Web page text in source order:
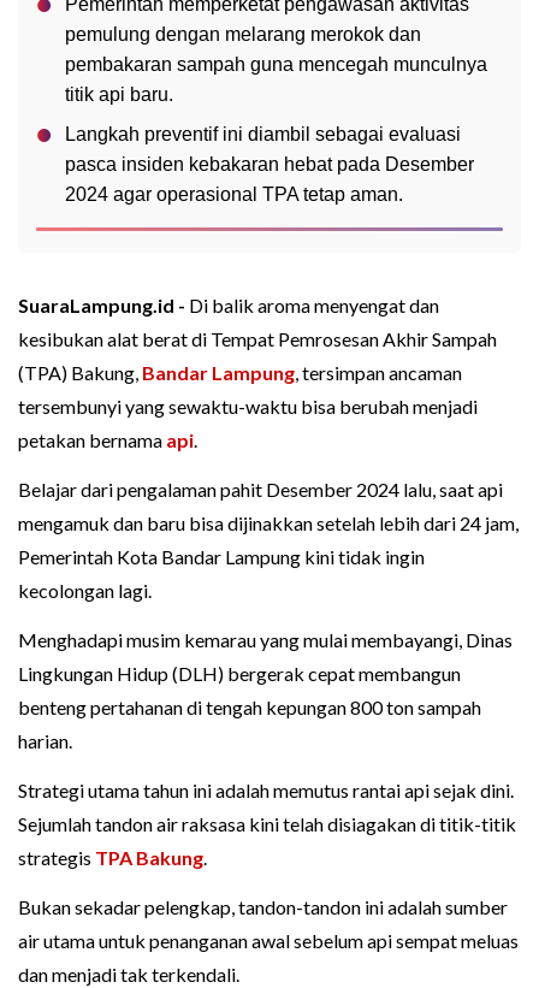
Pemerintah memperketat pengawasan aktivitas
pemulung dengan melarang merokok dan
pembakaran sampah guna mencegah munculnya
titik api baru.
Langkah preventif ini diambil sebagai evaluasi
pasca insiden kebakaran hebat pada Desember
2024 agar operasional TPA tetap aman.
SuaraLampung.id - Di balik aroma menyengat dan
kesibukan alat berat di Tempat Pemrosesan Akhir Sampah
(TPA) Bakung, Bandar Lampung, tersimpan ancaman
tersembunyi yang sewaktu-waktu bisa berubah menjadi
petakan bernama api.
Belajar dari pengalaman pahit Desember 2024 lalu, saat api
mengamuk dan baru bisa dijinakkan setelah lebih dari 24 jam,
Pemerintah Kota Bandar Lampung kini tidak ingin
kecolongan lagi.
Menghadapi musim kemarau yang mulai membayangi, Dinas
Lingkungan Hidup (DLH) bergerak cepat membangun
benteng pertahanan di tengah kepungan 800 ton sampah
harian.
Strategi utama tahun ini adalah memutus rantai api sejak dini.
Sejumlah tandon air raksasa kini telah disiagakan di titik-titik
strategis TPA Bakung.
Bukan sekadar pelengkap, tandon-tandon ini adalah sumber
air utama untuk penanganan awal sebelum api sempat meluas
dan menjadi tak terkendali.